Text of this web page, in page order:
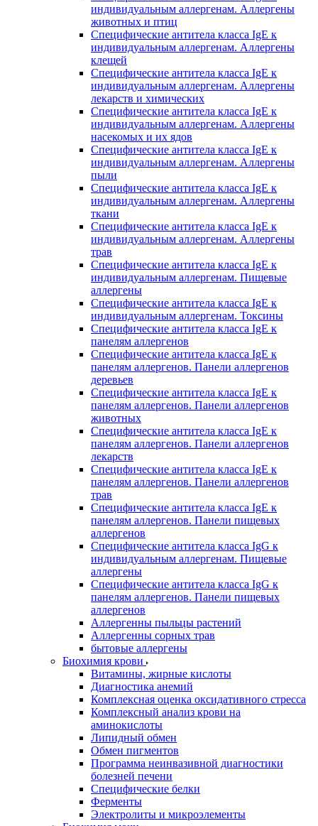
индивидуальным аллергенам. Аллергены
животных и птиц
Специфические антитела класса IgE к
индивидуальным аллергенам. Аллергены
клещей
Специфические антитела класса IgE к
индивидуальным аллергенам. Аллергены
лекарств и химических
Специфические антитела класса IgE к
индивидуальным аллергенам. Аллергены
насекомых и их ядов
Специфические антитела класса IgE к
индивидуальным аллергенам. Аллергены
пыли
Специфические антитела класса IgE к
индивидуальным аллергенам. Аллергены
ткани
Специфические антитела класса IgE к
индивидуальным аллергенам. Аллергены
трав
Специфические антитела класса IgE к
индивидуальным аллергенам. Пищевые
аллергены
Специфические антитела класса IgE к
индивидуальным аллергенам. Токсины
Специфические антитела класса IgE к
панелям аллергенов
Специфические антитела класса IgE к
панелям аллергенов. Панели аллергенов
деревьев
Специфические антитела класса IgE к
панелям аллергенов. Панели аллергенов
животных
Специфические антитела класса IgE к
панелям аллергенов. Панели аллергенов
лекарств
Специфические антитела класса IgE к
панелям аллергенов. Панели аллергенов
трав
Специфические антитела класса IgE к
панелям аллергенов. Панели пищевых
аллергенов
Специфические антитела класса IgG к
индивидуальным аллергенам. Пищевые
аллергены
Специфические антитела класса IgG к
панелям аллергенов. Панели пищевых
аллергенов
Аллергенны пыльцы растений
Аллергенны сорных трав
бытовые аллергены
Биохимия крови
Витамины, жирные кислоты
Диагностика анемий
Комплексная оценка оксидативного стресса
Комплексный анализ крови на
аминокислоты
Липидный обмен
Обмен пигментов
Программа неинвазивной диагностики
болезней печени
Специфические белки
Ферменты
Электролиты и микроэлементы